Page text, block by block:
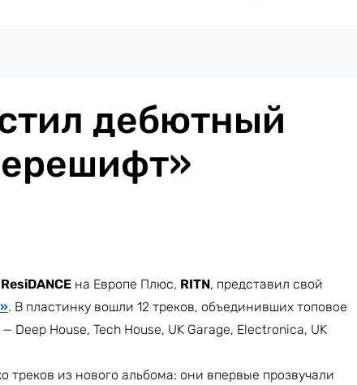
дебютный
ResiDANCE на Европе Плюс, RITN, представил свой
. В пластинку вошли 12 треков, объединивших топовое
Deep House, Tech House, UK Garage, Electronica, UK
треков из нового альбома: они впервые прозвучали